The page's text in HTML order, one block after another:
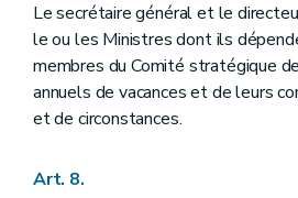
Le secrétaire général et le
le ou les Ministres dont ils
membres du Comité stratégique
annuels de vacances et de leurs
et de circonstances.
Art. 8.